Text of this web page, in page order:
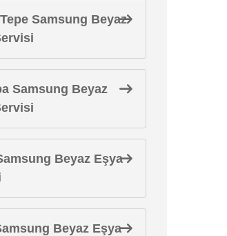
Samsung Beyaz
Samsung Beyaz
Beyaz Eşya
Beyaz Eşya